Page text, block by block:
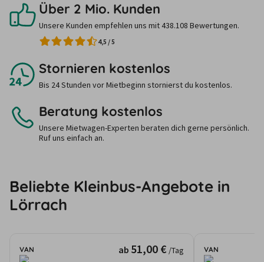
Über 2 Mio. Kunden
Unsere Kunden empfehlen uns mit 438.108 Bewertungen.
4,5 /5
Stornieren kostenlos
Bis 24 Stunden vor Mietbeginn stornierst du kostenlos.
Beratung kostenlos
Unsere Mietwagen-Experten beraten dich gerne persönlich.
Ruf uns einfach an.
Beliebte Kleinbus-Angebote in
Lörrach
VAN ab 51,00 € /Tag VAN